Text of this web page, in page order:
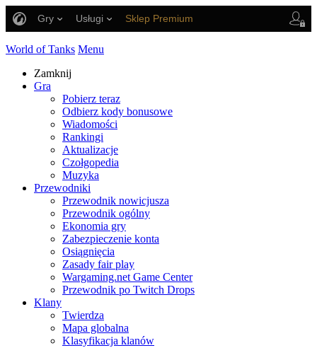
Gry Usługi Sklep Premium
World of Tanks Menu
Zamknij
Gra
Pobierz teraz
Odbierz kody bonusowe
Wiadomości
Rankingi
Aktualizacje
Czołgopedia
Muzyka
Przewodniki
Przewodnik nowicjusza
Przewodnik ogólny
Ekonomia gry
Zabezpieczenie konta
Osiągnięcia
Zasady fair play
Wargaming.net Game Center
Przewodnik po Twitch Drops
Klany
Twierdza
Mapa globalna
Klasyfikacja klanów